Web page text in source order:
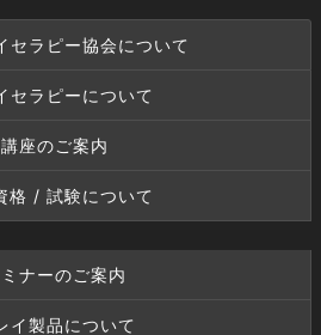
セラピー協会について
セラピーについて
講座のご案内
格 / 試験について
ナーのご案内
イ製品について